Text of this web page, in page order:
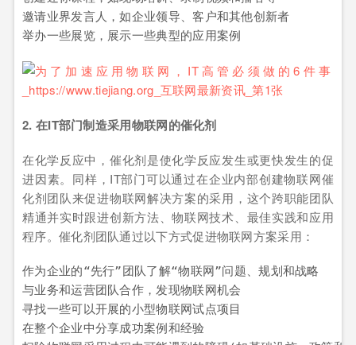
邀请业界发言人，如企业领导、客户和其他创新者
举办一些展览，展示一些典型的应用案例
2. 在IT部门制造采用物联网的催化剂
在化学反应中，催化剂是使化学反应发生或更快发生的促
进因素。同样，IT部门可以通过在企业内部创建物联网催
化剂团队来促进物联网解决方案的采用，这个跨职能团队
精通并实时跟进创新方法、物联网技术、最佳实践和应用
程序。催化剂团队通过以下方式促进物联网方案采用：
作为企业的“先行”团队了解“物联网”问题、规划和战略
与业务和运营团队合作，发现物联网机会
寻找一些可以开展的小型物联网试点项目
在整个企业中分享成功案例和经验